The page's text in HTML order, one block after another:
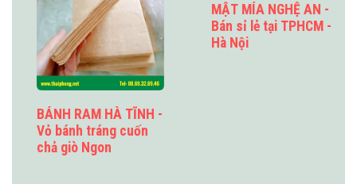
BÁNH RAM HÀ TĨNH -
Vỏ bánh tráng cuốn
chả giò Ngon
MẬT MÍA NGHỆ AN -
Bán sỉ lẻ tại TPHCM -
Hà Nội